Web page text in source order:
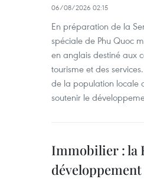
06/08/2026 02:15
En préparation de la
spéciale de Phu Quoc
en anglais destiné aux
tourisme et des
de la population locale
soutenir le
Immobilier : la